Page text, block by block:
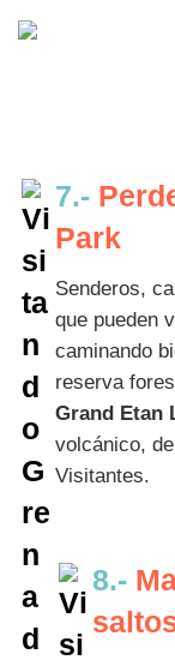
7.-
Park
Senderos,
que pueden
caminando
reserva
Grand Etan
volcánico,
Visitantes.
8.-